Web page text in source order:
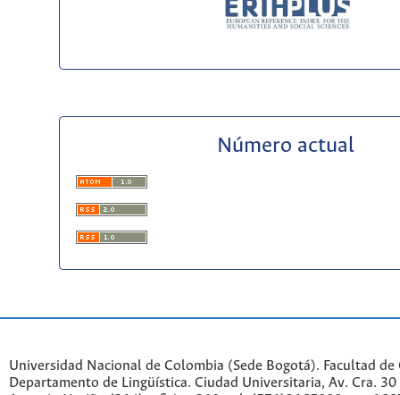
Número actual
Universidad Nacional de Colombia (Sede Bogotá). Facultad de
Departamento de Lingüística. Ciudad Universitaria, Av. Cra.